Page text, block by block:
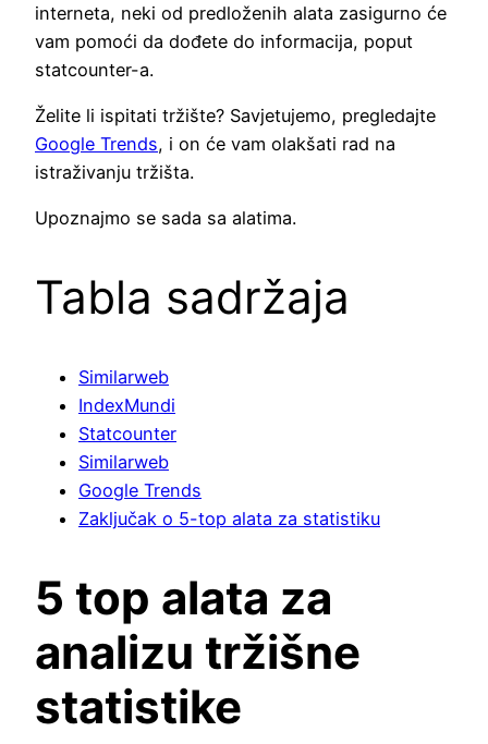
interneta, neki od predloženih alata zasigurno će
vam pomoći da dođete do informacija, poput
statcounter-a.
Želite li ispitati tržište? Savjetujemo, pregledajte
Google Trends, i on će vam olakšati rad na
istraživanju tržišta.
Upoznajmo se sada sa alatima.
Tabla sadržaja
Similarweb
IndexMundi
Statcounter
Similarweb
Google Trends
Zaključak o 5-top alata za statistiku
5 top alata za
analizu tržišne
statistike